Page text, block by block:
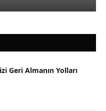
Geri Almanın Yolları